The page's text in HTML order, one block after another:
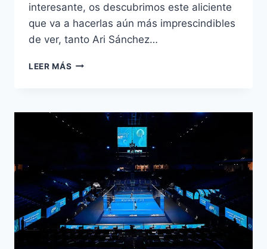
interesante, os descubrimos este aliciente
que va a hacerlas aún más imprescindibles
de ver, tanto Ari Sánchez…
LEER MÁS